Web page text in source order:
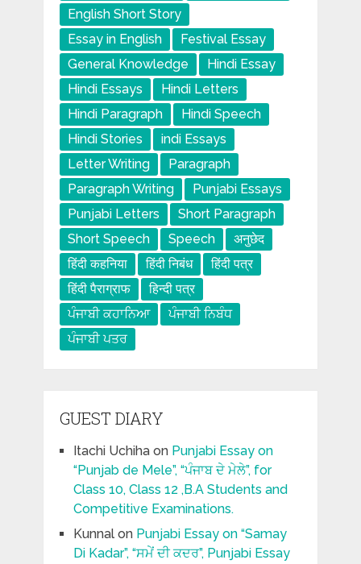
English Short Story
Essay in English
Festival Essay
General Knowledge
Hindi Essay
Hindi Essays
Hindi Letters
Hindi Paragraph
Hindi Speech
Hindi Stories
indi Essays
Letter Writing
Paragraph
Paragraph Writing
Punjabi Essays
Punjabi Letters
Short Paragraph
Short Speech
Speech
अनुछेद
हिंदी कहनिया
हिंदी निबंध
हिंदी पत्र
हिंदी पैराग्राफ
हिन्दी पत्र
ਪੰਜਾਬੀ ਕਹਾਨਿਆ
ਪੰਜਾਬੀ ਨਿਬੰਧ
ਪੰਜਾਬੀ ਪਤਰ
GUEST DIARY
Itachi Uchihaon Punjabi Essay on
“Punjab de Mele”, “ਪੰਜਾਬ ਦੇ ਮੇਲੇ”, for
Class 10, Class 12 ,B.A Students and
Competitive Examinations.
Kunnalon Punjabi Essay on “Samay
Di Kadar”, “ਸਮੇਂ ਦੀ ਕਦਰ”, Punjabi Essay